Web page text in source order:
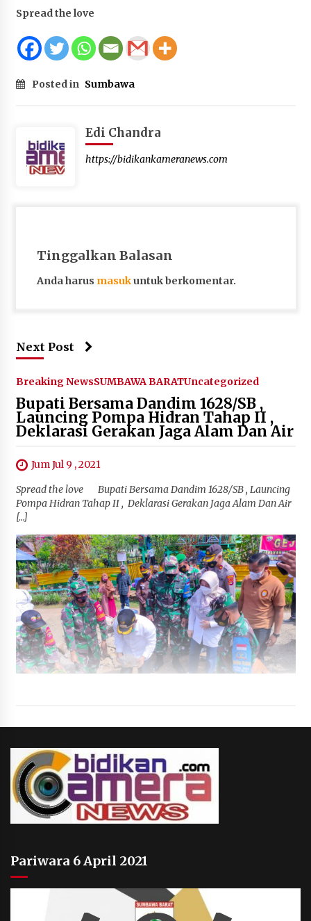
Spread the love
Posted in Sumbawa
Edi Chandra
https://bidikankameranews.com
Tinggalkan Balasan
Anda harus masukuntuk berkomentar.
Next Post
Breaking NewsSUMBAWA BARATUncategorized
Bupati Bersama Dandim 1628/SB ,
Launcing Pompa Hidran Tahap II ,
Deklarasi Gerakan Jaga Alam Dan Air
Jum Jul 9 , 2021
Spread the love Bupati Bersama Dandim 1628/SB , Launcing
Pompa Hidran Tahap II , Deklarasi Gerakan Jaga Alam Dan Air
[…]
Pariwara 6 April 2021